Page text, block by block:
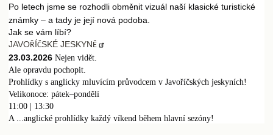
Po letech jsme se rozhodli obměnit vizuál naší klasické turistické
známky – a tady je její nová podoba.
Jak se vám líbí?
JAVOŘÍČSKÉ JESKYNĚ
23.03.2026 Nejen vidět.
Ale opravdu pochopit.
Prohlídky s anglicky mluvícím průvodcem v Javoříčských jeskyních!
Velikonoce: pátek–pondělí
11:00 | 13:30
A ...anglické prohlídky každý víkend během hlavní sezóny!